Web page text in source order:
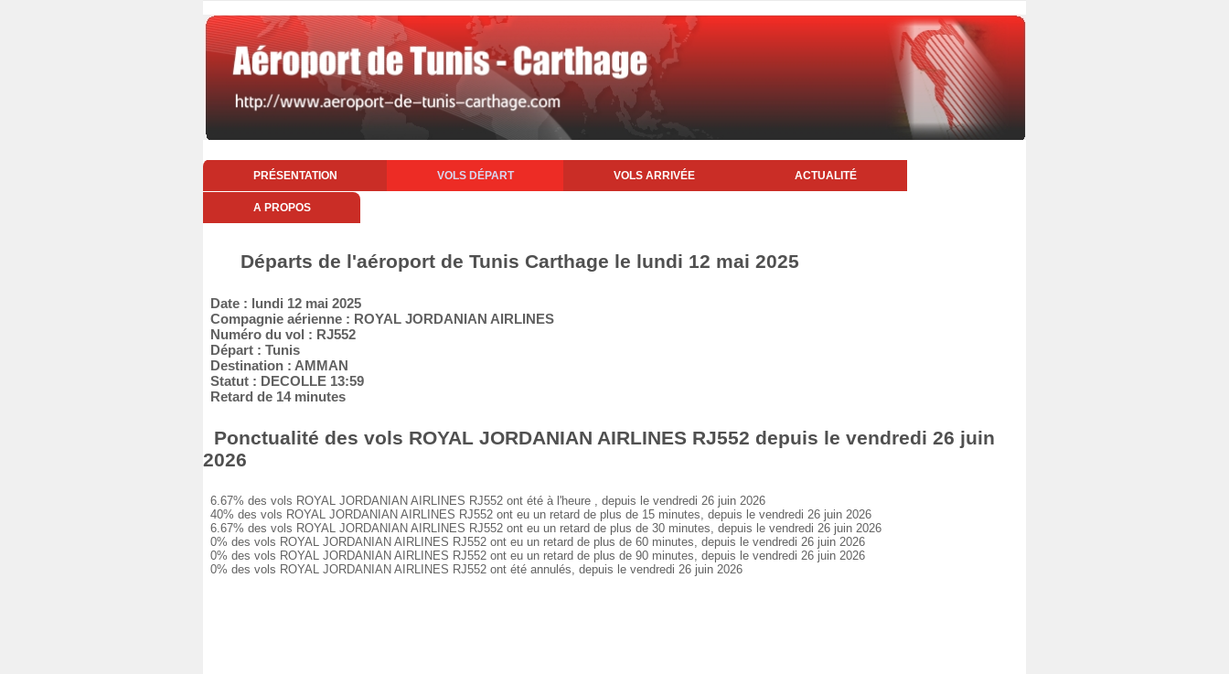
PRÉSENTATION VOLS DÉPART VOLS ARRIVÉE ACTUALITÉ
A PROPOS
Départs de l'aéroport de Tunis Carthage le lundi 12 mai 2025
Date : lundi 12 mai 2025
Compagnie aérienne : ROYAL JORDANIAN AIRLINES
Numéro du vol : RJ552
Départ : Tunis
Destination : AMMAN
Statut : DECOLLE 13:59
Retard de 14 minutes
Ponctualité des vols ROYAL JORDANIAN AIRLINES RJ552 depuis le vendredi 26 juin
2026
6.67% des vols ROYAL JORDANIAN AIRLINES RJ552 ont été à l'heure , depuis le vendredi 26 juin 2026
40% des vols ROYAL JORDANIAN AIRLINES RJ552 ont eu un retard de plus de 15 minutes, depuis le vendredi 26 juin 2026
6.67% des vols ROYAL JORDANIAN AIRLINES RJ552 ont eu un retard de plus de 30 minutes, depuis le vendredi 26 juin 2026
0% des vols ROYAL JORDANIAN AIRLINES RJ552 ont eu un retard de plus de 60 minutes, depuis le vendredi 26 juin 2026
0% des vols ROYAL JORDANIAN AIRLINES RJ552 ont eu un retard de plus de 90 minutes, depuis le vendredi 26 juin 2026
0% des vols ROYAL JORDANIAN AIRLINES RJ552 ont été annulés, depuis le vendredi 26 juin 2026